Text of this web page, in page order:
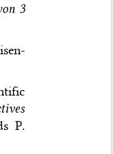
3
P.